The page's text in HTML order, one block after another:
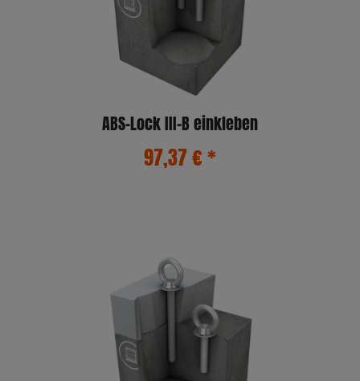
ABS-Lock III-B einkleben
97,37 €*